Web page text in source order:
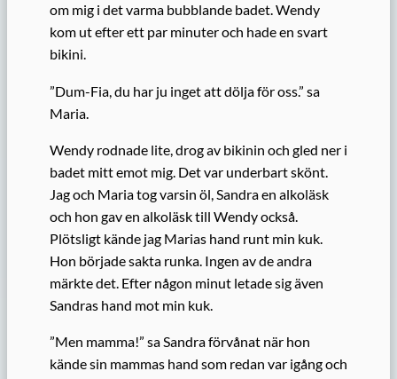
om mig i det varma bubblande badet. Wendy
kom ut efter ett par minuter och hade en svart
bikini.
”Dum-Fia, du har ju inget att dölja för oss.” sa
Maria.
Wendy rodnade lite, drog av bikinin och gled ner i
badet mitt emot mig. Det var underbart skönt.
Jag och Maria tog varsin öl, Sandra en alkoläsk
och hon gav en alkoläsk till Wendy också.
Plötsligt kände jag Marias hand runt min kuk.
Hon började sakta runka. Ingen av de andra
märkte det. Efter någon minut letade sig även
Sandras hand mot min kuk.
”Men mamma!” sa Sandra förvånat när hon
kände sin mammas hand som redan var igång och